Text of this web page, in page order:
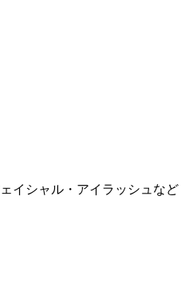
イシャル・アイラッシュなど